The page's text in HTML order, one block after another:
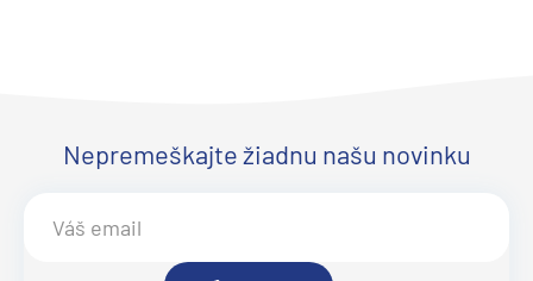
Nepremeškajte žiadnu našu novinku